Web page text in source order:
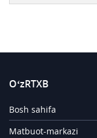
O‘zRTXB
Bosh sahifa
Matbuot-markazi